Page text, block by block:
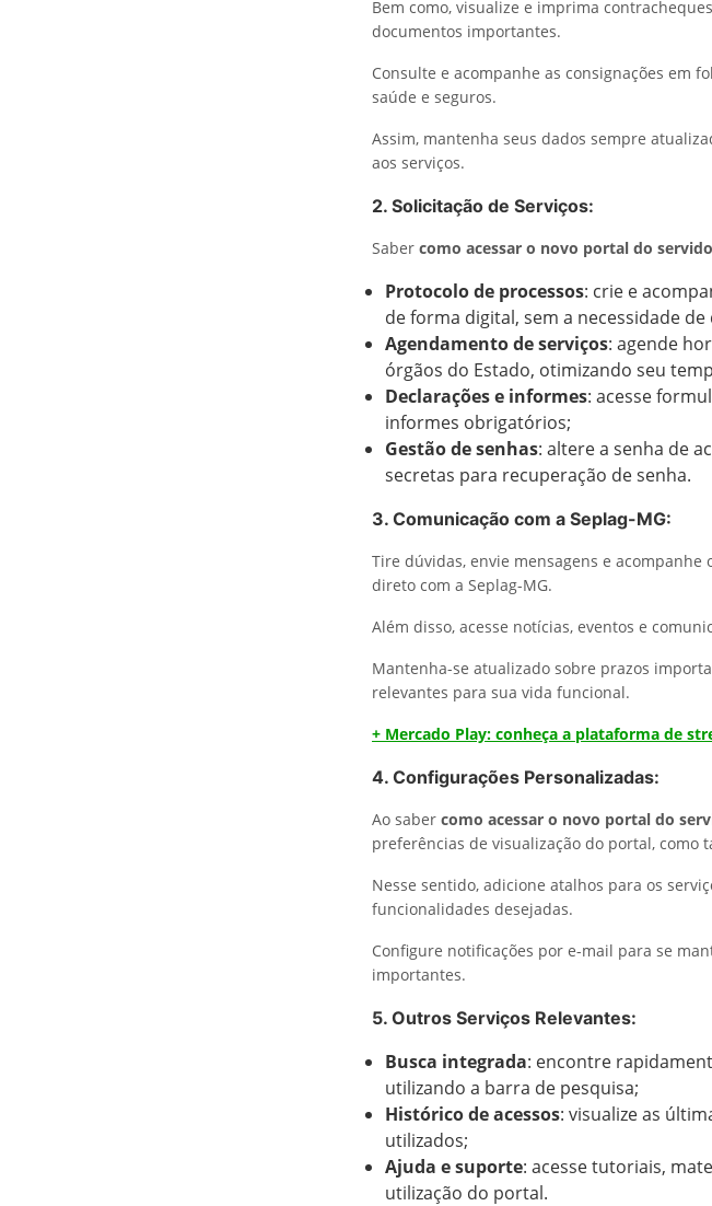
Bem como, visualize e imprima
documentos importantes.
Consulte e acompanhe as consignações em
saúde e seguros.
Assim, mantenha seus dados sempre
aos serviços.
2. Solicitação de Serviços:
Saber como acessar o novo portal do
Protocolo de processos: crie e
de forma digital, sem a necessidade
Agendamento de serviços: agende
órgãos do Estado, otimizando seu
Declarações e informes: acesse
informes obrigatórios;
Gestão de senhas: altere a senha de
secretas para recuperação de senha.
3. Comunicação com a Seplag-MG:
Tire dúvidas, envie mensagens e
direto com a Seplag-MG.
Além disso, acesse notícias, eventos e
Mantenha-se atualizado sobre prazos
relevantes para sua vida funcional.
+ Mercado Play: conheça a plataforma de
4. Configurações Personalizadas:
Ao saber como acessar o novo portal do
preferências de visualização do portal, como
Nesse sentido, adicione atalhos para os
funcionalidades desejadas.
Configure notificações por e-mail para se
importantes.
5. Outros Serviços Relevantes:
Busca integrada: encontre
utilizando a barra de pesquisa;
Histórico de acessos: visualize as
utilizados;
Ajuda e suporte: acesse tutoriais,
utilização do portal.